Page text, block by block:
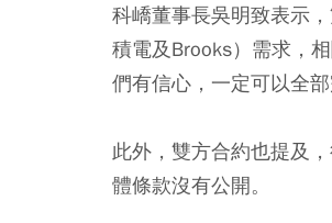
科嶠董事長吳明致表示
積電及Brooks）需求，
們有信心，一定可以全部
此外，雙方合約也提及
體條款沒有公開。